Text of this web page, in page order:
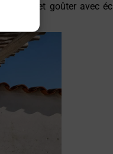
et goûter avec